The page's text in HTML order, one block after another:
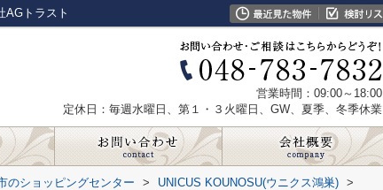
AGトラスト
営業時間：09:00～18:00
定休日：毎週水曜日、第１・３火曜日、GW、夏季、冬季休業
のショッピングセンター > UNICUS KOUNOSU(ウニクス鴻巣) >